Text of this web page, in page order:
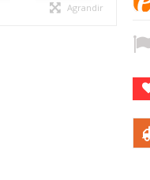
Agrandir